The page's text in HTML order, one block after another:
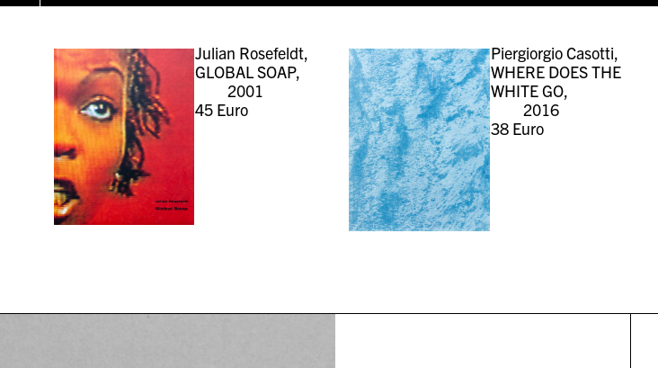
Julian Rosefeldt,
GLOBAL SOAP,
2001
45 Euro
Piergiorgio Casotti,
WHERE DOES THE
WHITE GO,
2016
38Euro